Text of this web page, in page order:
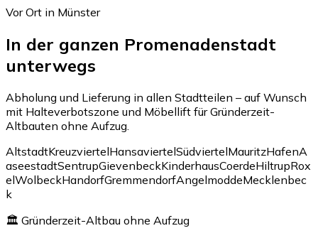
Vor Ort in Münster
In der ganzen Promenadenstadt
unterwegs
Abholung und Lieferung in allen Stadtteilen – auf Wunsch
mit Halteverbotszone und Möbellift für Gründerzeit-
Altbauten ohne Aufzug.
AltstadtKreuzviertelHansaviertelSüdviertelMauritzHafenA
aseestadtSentrupGievenbeckKinderhausCoerdeHiltrupRox
elWolbeckHandorfGremmendorfAngelmoddeMecklenbec
k
🏛️ Gründerzeit-Altbau ohne Aufzug